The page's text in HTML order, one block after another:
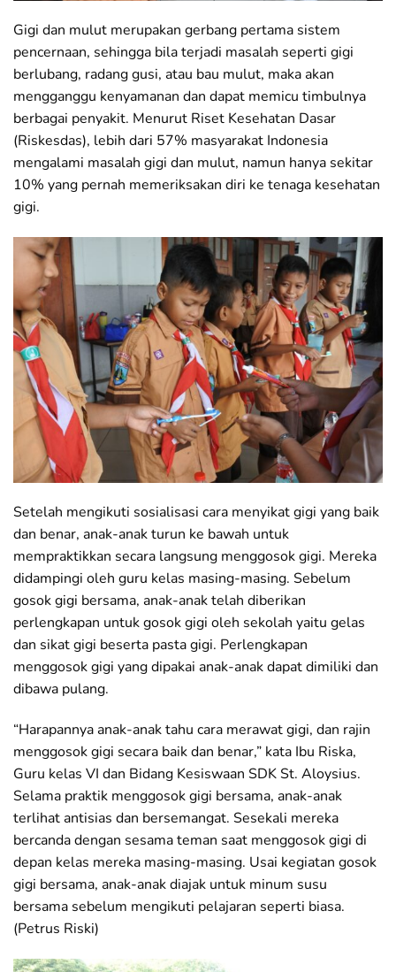
Gigi dan mulut merupakan gerbang pertama sistem
pencernaan, sehingga bila terjadi masalah seperti gigi
berlubang, radang gusi, atau bau mulut, maka akan
mengganggu kenyamanan dan dapat memicu timbulnya
berbagai penyakit. Menurut Riset Kesehatan Dasar
(Riskesdas), lebih dari 57% masyarakat Indonesia
mengalami masalah gigi dan mulut, namun hanya sekitar
10% yang pernah memeriksakan diri ke tenaga kesehatan
gigi.
Setelah mengikuti sosialisasi cara menyikat gigi yang baik
dan benar, anak-anak turun ke bawah untuk
mempraktikkan secara langsung menggosok gigi. Mereka
didampingi oleh guru kelas masing-masing. Sebelum
gosok gigi bersama, anak-anak telah diberikan
perlengkapan untuk gosok gigi oleh sekolah yaitu gelas
dan sikat gigi beserta pasta gigi. Perlengkapan
menggosok gigi yang dipakai anak-anak dapat dimiliki dan
dibawa pulang.
“Harapannya anak-anak tahu cara merawat gigi, dan rajin
menggosok gigi secara baik dan benar,” kata Ibu Riska,
Guru kelas VI dan Bidang Kesiswaan SDK St. Aloysius.
Selama praktik menggosok gigi bersama, anak-anak
terlihat antisias dan bersemangat. Sesekali mereka
bercanda dengan sesama teman saat menggosok gigi di
depan kelas mereka masing-masing. Usai kegiatan gosok
gigi bersama, anak-anak diajak untuk minum susu
bersama sebelum mengikuti pelajaran seperti biasa.
(Petrus Riski)